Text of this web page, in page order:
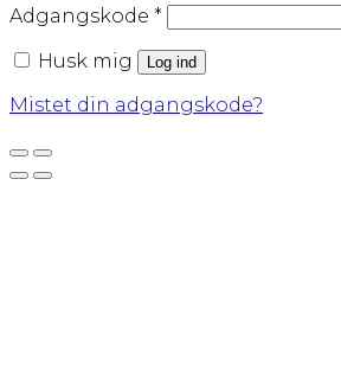
Adgangskode *
Husk mig Log ind
Mistet din adgangskode?